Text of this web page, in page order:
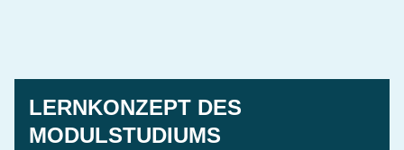
LERNKONZEPT DES
MODULSTUDIUMS